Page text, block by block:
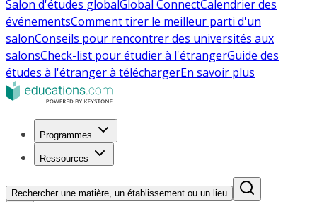
Salon d'études globalGlobal ConnectCalendrier des
événementsComment tirer le meilleur parti d'un
salonConseils pour rencontrer des universités aux
salonsCheck-list pour étudier à l'étrangerGuide des
études à l'étranger à téléchargerEn savoir plus
Programmes
Ressources
Rechercher une matière, un établissement ou un lieu